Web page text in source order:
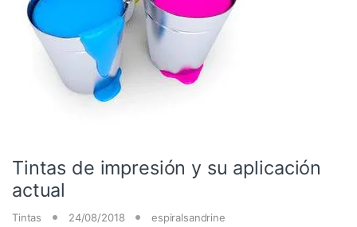
Tintas de impresión y su aplicación
actual
Tintas 24/08/2018 espiralsandrine